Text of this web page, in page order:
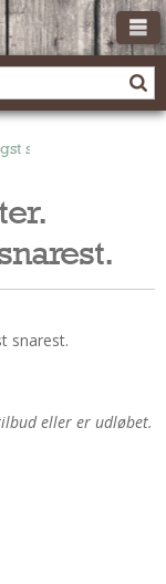
snarest.
snarest.
eller er udløbet.